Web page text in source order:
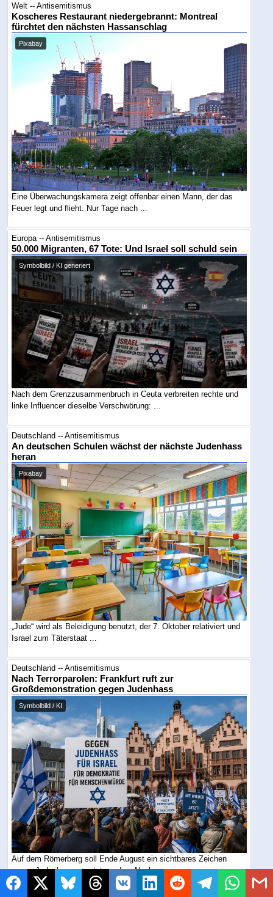
Welt -- Antisemitismus
Koscheres Restaurant niedergebrannt: Montreal
fürchtet den nächsten Hassanschlag
Pixabay
Eine Überwachungskamera zeigt offenbar einen Mann, der das
Feuer legt und flieht. Nur Tage nach ...
Europa -- Antisemitismus
50.000 Migranten, 67 Tote: Und Israel soll schuld sein
Symbolbild / KI generiert
Nach dem Grenzzusammenbruch in Ceuta verbreiten rechte und
linke Influencer dieselbe Verschwörung: ...
Deutschland -- Antisemitismus
An deutschen Schulen wächst der nächste Judenhass
heran
Pixabay
„Jude“ wird als Beleidigung benutzt, der 7. Oktober relativiert und
Israel zum Täterstaat ...
Deutschland -- Antisemitismus
Nach Terrorparolen: Frankfurt ruft zur
Großdemonstration gegen Judenhass
Symbolbild / KI
Auf dem Römerberg soll Ende August ein sichtbares Zeichen
gegen Judenhass gesetzt werden. Nach ...